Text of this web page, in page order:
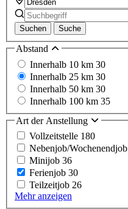
Suchen Suche
Abstand
Innerhalb 10 km 30
Innerhalb 25 km 30
Innerhalb 50 km 30
Innerhalb 100 km 35
Art der Anstellung
Vollzeitstelle 180
Nebenjob/Wochenendjob
Minijob 36
Ferienjob 30
Teilzeitjob 26
Mehr anzeigen